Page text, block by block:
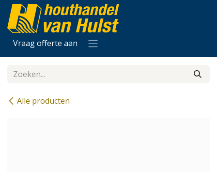
Overslaan naar inhoud
Vraag offerte aan
Alle producten